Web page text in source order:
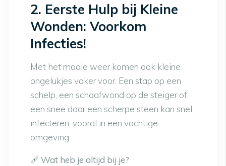
2. Eerste Hulp bij Kleine
Wonden: Voorkom
Infecties!
Met het mooie weer komen ook kleine
ongelukjes vaker voor. Een stap op een
schelp, een schaafwond op de steiger of
een snee door een scherpe steen kan snel
infecteren, vooral in een vochtige
omgeving.
🩹 Wat heb je altijd bij je?